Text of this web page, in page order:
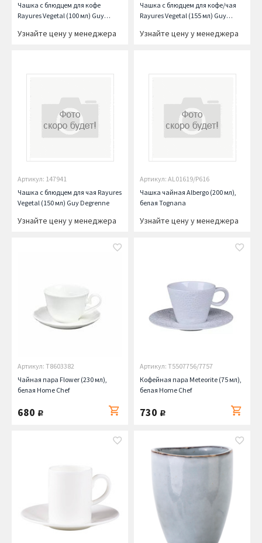
Чашка с блюдцем для кофе
Rayures Vegetal (100 мл) Guy
Узнайте цену у менеджера
Чашка с блюдцем для кофе/чая
Rayures Vegetal (155 мл) Guy
Узнайте цену у менеджера
Артикул: 147941
Чашка с блюдцем для чая Rayures
Vegetal (150 мл) Guy Degrenne
Узнайте цену у менеджера
Артикул: AL01619/P616
Чашка чайная Albergo (200 мл),
белая Tognana
Узнайте цену у менеджера
Артикул: T8603382
Чайная пара Flower (230 мл),
белая Home Chef
680 руб.
Артикул: T5507756/7757
Кофейная пара Meteorite (75 мл),
белая Home Chef
730 руб.